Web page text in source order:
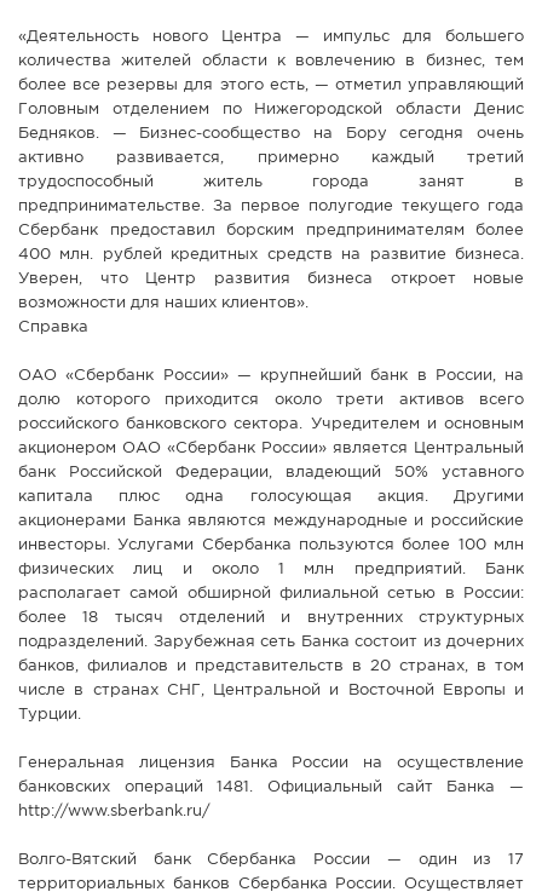
«Деятельность нового Центра — импульс для большего
количества жителей области к вовлечению в бизнес, тем
более все резервы для этого есть, — отметил управляющий
Головным отделением по Нижегородской области Денис
Бедняков. — Бизнес-сообщество на Бору сегодня очень
активно развивается, примерно каждый третий
трудоспособный житель города занят в
предпринимательстве. За первое полугодие текущего года
Сбербанк предоставил борским предпринимателям более
400 млн. рублей кредитных средств на развитие бизнеса.
Уверен, что Центр развития бизнеса откроет новые
возможности для наших клиентов».
Справка
ОАО «Сбербанк России» — крупнейший банк в России, на
долю которого приходится около трети активов всего
российского банковского сектора. Учредителем и основным
акционером ОАО «Сбербанк России» является Центральный
банк Российской Федерации, владеющий 50% уставного
капитала плюс одна голосующая акция. Другими
акционерами Банка являются международные и российские
инвесторы. Услугами Сбербанка пользуются более 100 млн
физических лиц и около 1 млн предприятий. Банк
располагает самой обширной филиальной сетью в России:
более 18 тысяч отделений и внутренних структурных
подразделений. Зарубежная сеть Банка состоит из дочерних
банков, филиалов и представительств в 20 странах, в том
числе в странах СНГ, Центральной и Восточной Европы и
Турции.
Генеральная лицензия Банка России на осуществление
банковских операций 1481. Официальный сайт Банка —
http://www.sberbank.ru/
Волго-Вятский банк Сбербанка России — один из 17
территориальных банков Сбербанка России. Осуществляет